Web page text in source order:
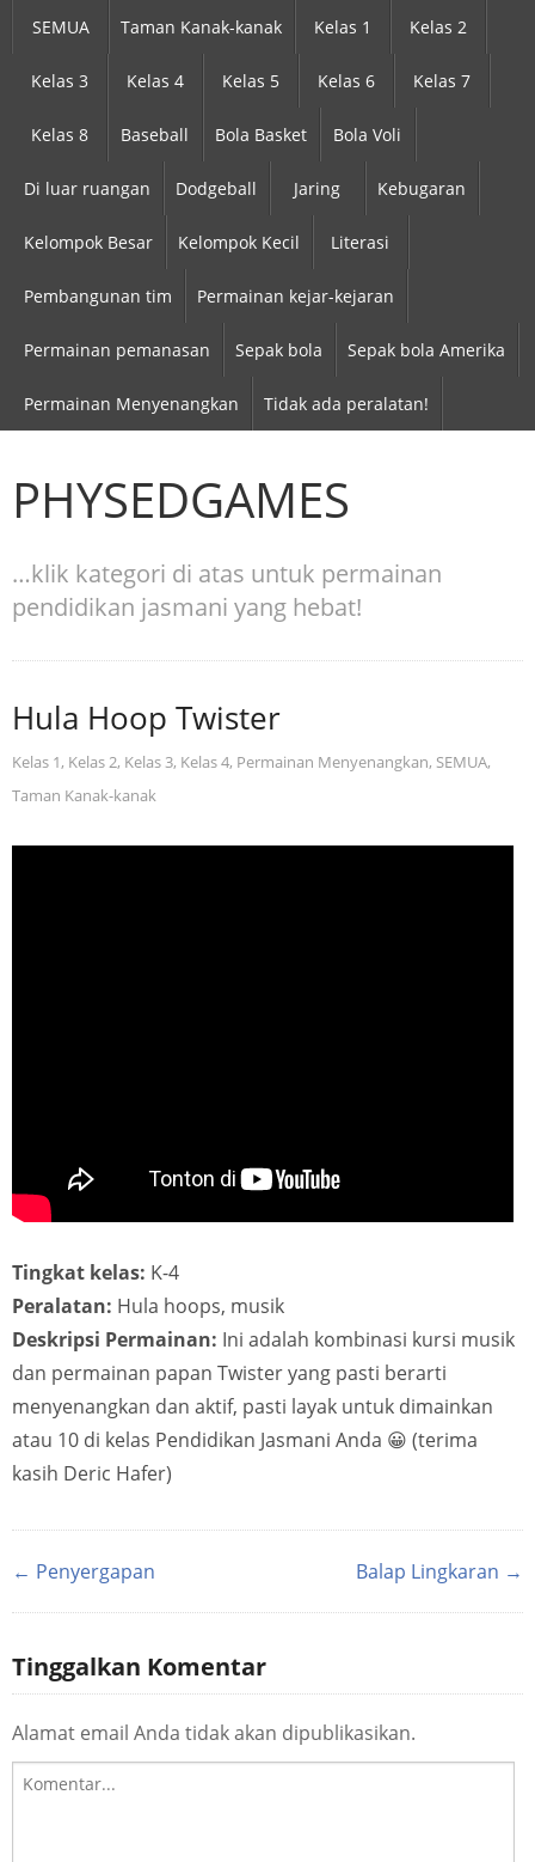
SEMUA Taman Kanak-kanak Kelas 1 Kelas 2
Kelas 3 Kelas 4 Kelas 5 Kelas 6 Kelas 7
Kelas 8 Baseball Bola Basket Bola Voli
Di luar ruangan Dodgeball Jaring Kebugaran
Kelompok Besar Kelompok Kecil Literasi
Pembangunan tim Permainan kejar-kejaran
Permainan pemanasan Sepak bola Sepak bola Amerika
Permainan Menyenangkan Tidak ada peralatan!
PHYSEDGAMES
…klik kategori di atas untuk permainan
pendidikan jasmani yang hebat!
Hula Hoop Twister
Kelas 1, Kelas 2, Kelas 3, Kelas 4, Permainan Menyenangkan, SEMUA,
Taman Kanak-kanak
Tingkat kelas: K-4
Peralatan: Hula hoops, musik
Deskripsi Permainan: Ini adalah kombinasi kursi musik
dan permainan papan Twister yang pasti berarti
menyenangkan dan aktif, pasti layak untuk dimainkan
atau 10 di kelas Pendidikan Jasmani Anda 😀 (terima
kasih Deric Hafer)
← Penyergapan Balap Lingkaran →
Tinggalkan Komentar
Alamat email Anda tidak akan dipublikasikan.